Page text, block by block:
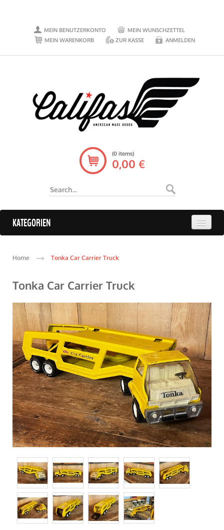
MEIN BENUTZERKONTO
MEIN WUNSCHZETTEL
MEIN WARENKORB
ZUR KASSE ANMELDEN
(0 items)
0,00 €
KATEGORIEN
Home Tonka Car Carrier Truck
Tonka Car Carrier Truck